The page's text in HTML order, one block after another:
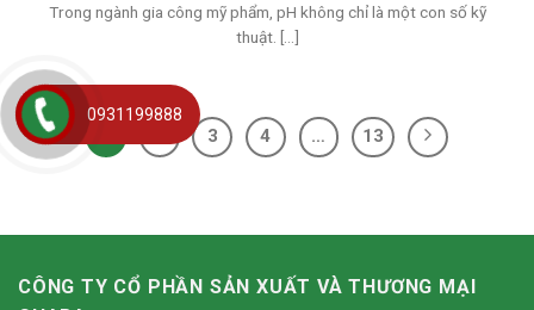
Trong ngành gia công mỹ phẩm, pH không chỉ là một con số kỹ
thuật. [...]
3 4 … 13
CÔNG TY CỔ PHẦN SẢN XUẤT VÀ THƯƠNG MẠI
0931199888